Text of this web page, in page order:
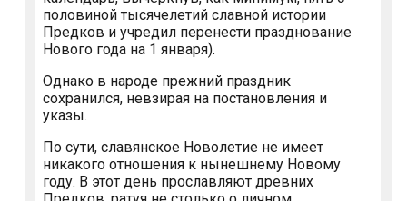
половиной тысячелетий славной истории
Предков и учредил перенести празднование
Нового года на 1 января).
Однако в народе прежний праздник
сохранился, невзирая на постановления и
указы.
По сути, славянское Новолетие не имеет
никакого отношения к нынешнему Новому
году. В этот день прославляют древних